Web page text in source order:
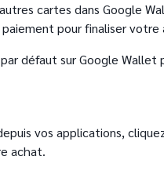
cartes dans Google
pour finaliser votre
défaut sur Google Wallet
vos applications,
achat.